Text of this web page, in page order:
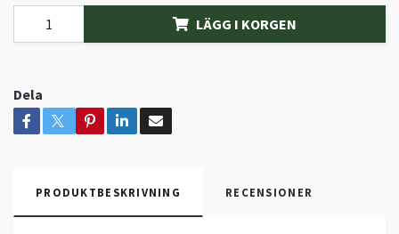
LÄGG I KORGEN
Dela
PRODUKTBESKRIVNING RECENSIONER